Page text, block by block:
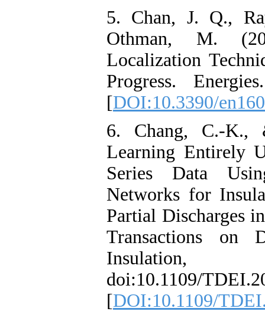
5. Chan, J.
Othman,
Localization
Progress.
[DOI:10.3390/
6. Chang,
Learning
Series Data
Networks for
Partial
doi:10.1109/
[DOI:10.1109/